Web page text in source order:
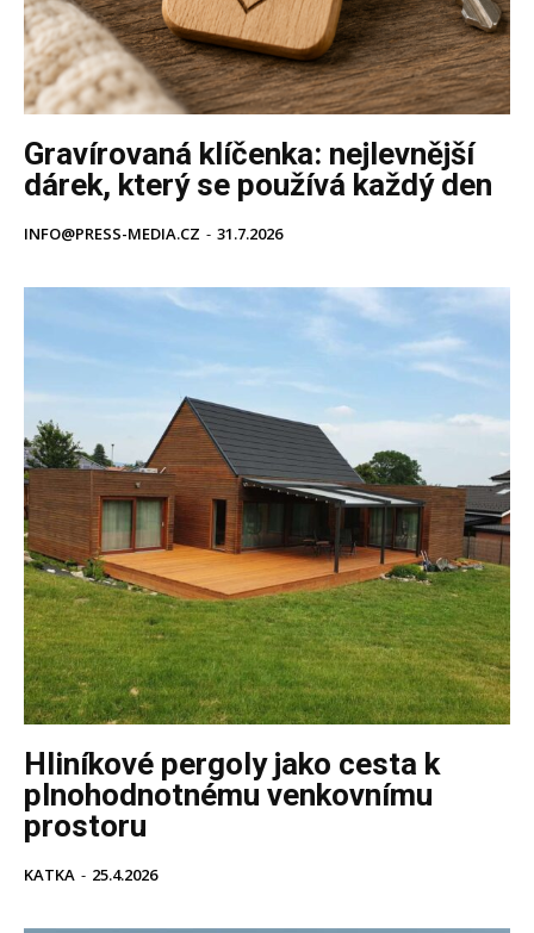
Gravírovaná klíčenka: nejlevnější
dárek, který se používá každý den
INFO@PRESS-MEDIA.CZ - 31.7.2026
Hliníkové pergoly jako cesta k
plnohodnotnému venkovnímu
prostoru
KATKA - 25.4.2026